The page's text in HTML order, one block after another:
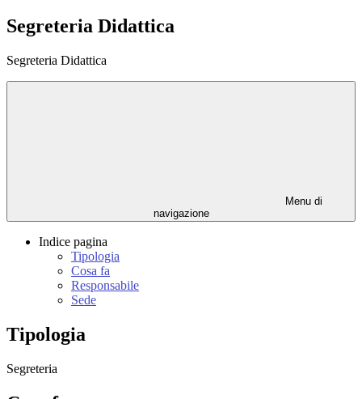
Segreteria Didattica
Segreteria Didattica
Menu di
navigazione
Indice pagina
Tipologia
Cosa fa
Responsabile
Sede
Tipologia
Segreteria